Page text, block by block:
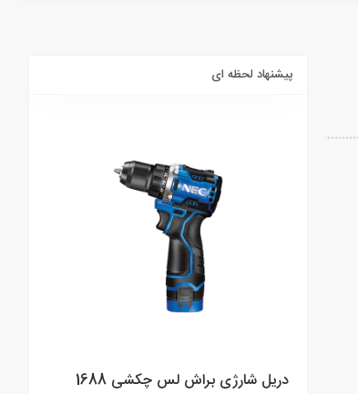
پیشنهاد لحظه ای
دریل شارژی براش لس چکشی 1688